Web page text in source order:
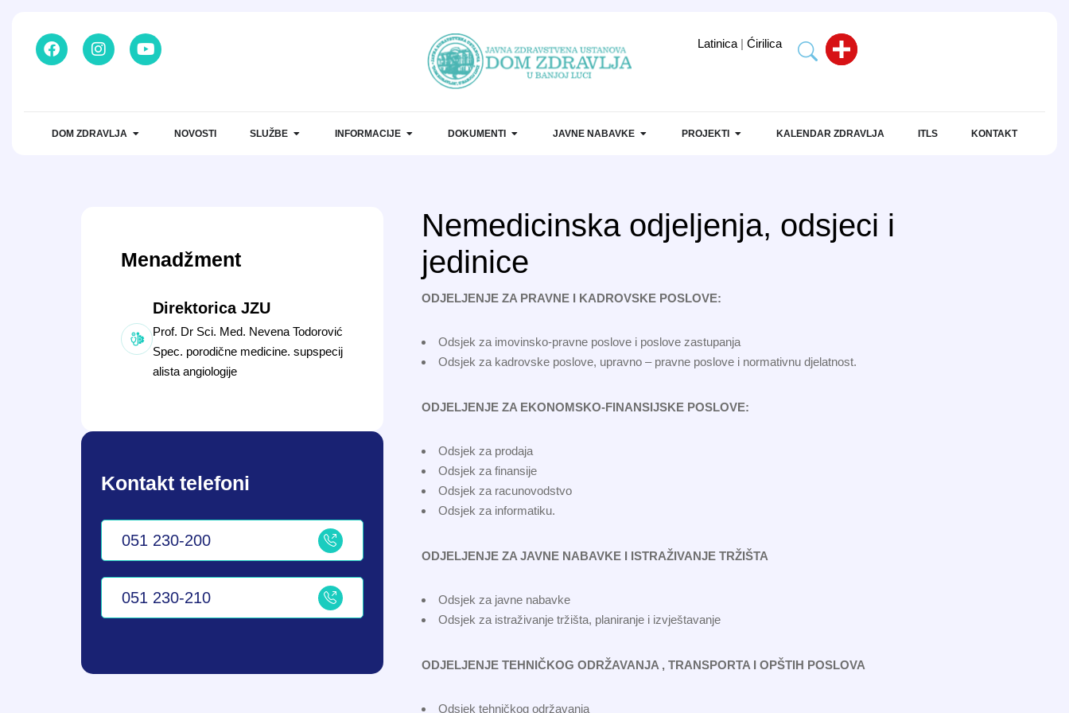
Latinica |Ćirilica
DOM ZDRAVLJA NOVOSTI SLUŽBE INFORMACIJE DOKUMENTI JAVNE NABAVKE PROJEKTI KALENDAR ZDRAVLJA ITLS KONTAKT
Menadžment
Direktorica JZU
Prof. Dr Sci. Med. Nevena Todorović
Spec. porodične medicine. supspecij
alista angiologije
Kontakt telefoni
051 230-200
051 230-210
Nemedicinska odjeljenja, odsjeci i
jedinice
ODJELJENJE ZA PRAVNE I KADROVSKE POSLOVE:
Odsjek za imovinsko-pravne poslove i poslove zastupanja
Odsjek za kadrovske poslove, upravno – pravne poslove i normativnu djelatnost.
ODJELJENJE ZA EKONOMSKO-FINANSIJSKE POSLOVE:
Odsjek za prodaja
Odsjek za finansije
Odsjek za racunovodstvo
Odsjek za informatiku.
ODJELJENJE ZA JAVNE NABAVKE I ISTRAŽIVANJE TRŽIŠTA
Odsjek za javne nabavke
Odsjek za istraživanje tržišta, planiranje i izvještavanje
ODJELJENJE TEHNIČKOG ODRŽAVANJA , TRANSPORTA I OPŠTIH POSLOVA
Odsjek tehničkog održavanja